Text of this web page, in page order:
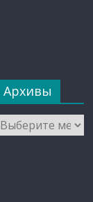
Архивы
Архивы